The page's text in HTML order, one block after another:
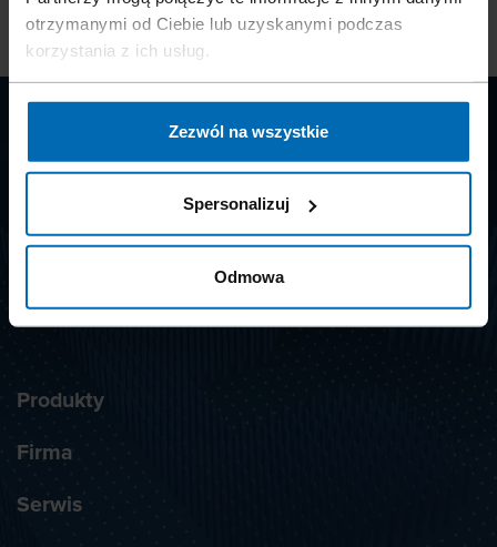
otrzymanymi od Ciebie lub uzyskanymi podczas
korzystania z ich usług.
Zezwól na wszystkie
Spersonalizuj
Odmowa
E200
CLIP
SYSTEMS
Produkty
Firma
Serwis